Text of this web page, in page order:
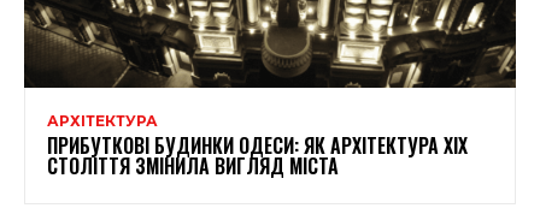
АРХІТЕКТУРА
ПРИБУТКОВІ БУДИНКИ ОДЕСИ: ЯК АРХІТЕКТУРА XIX
СТОЛІТТЯ ЗМІНИЛА ВИГЛЯД МІСТА